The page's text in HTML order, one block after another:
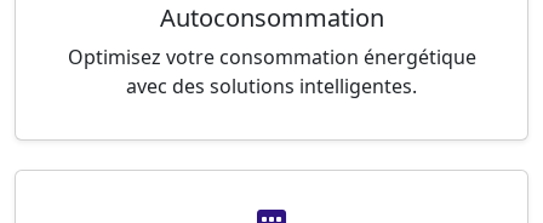
Autoconsommation
Optimisez votre consommation énergétique
avec des solutions intelligentes.